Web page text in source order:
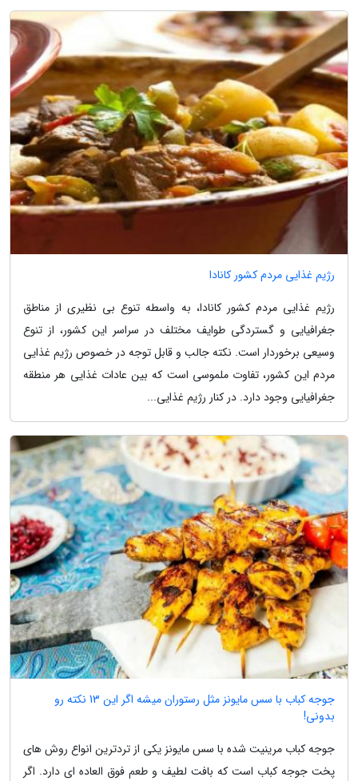
رژیم غذایی مردم کشور کانادا
رژیم غذایی مردم کشور کانادا، به واسطه تنوع بی نظیری از مناطق
جغرافیایی و گستردگی طوایف مختلف در سراسر این کشور، از تنوع
وسیعی برخوردار است. نکته جالب و قابل توجه در خصوص رژیم غذایی
مردم این کشور، تفاوت ملموسی است که بین عادات غذایی هر منطقه
جغرافیایی وجود دارد. در کنار رژیم غذایی...
جوجه کباب با سس مایونز مثل رستوران میشه اگر این 13 نکته رو
بدونی!
جوجه کباب مرینیت شده با سس مایونز یکی از تردترین انواع روش های
پخت جوجه کباب است که بافت لطیف و طعم فوق العاده ای دارد. اگر